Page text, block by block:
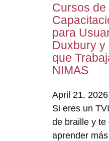
Cursos de
para
Duxbury y
que
NIMAS
April 21, 2026
Si eres un
de braille y te
aprender